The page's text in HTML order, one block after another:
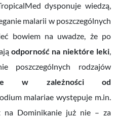
dysponuje wiedzą,
malarii w poszczególnych
bowiem na uwadze, że po
odporność na niektóre leki,
poszczególnych rodzajów
w zależności od
malariae występuje m.in.
Dominikanie już nie – za